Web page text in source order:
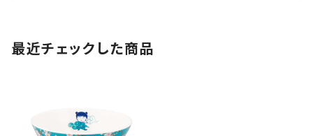
最近チェックした商品